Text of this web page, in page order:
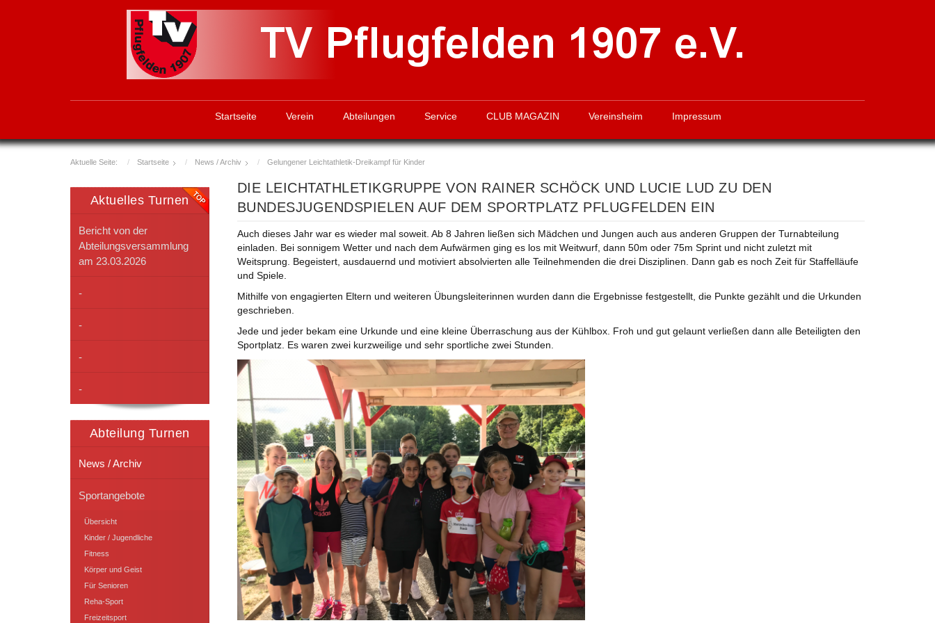
Startseite Verein Abteilungen Service CLUB MAGAZIN Vereinsheim Impressum
Aktuelle Seite: Startseite News / Archiv Gelungener Leichtathletik-Dreikampf für Kinder
Aktuelles Turnen
Bericht von der
Abteilungsversammlung
am 23.03.2026
-
-
-
-
Abteilung Turnen
News / Archiv
Sportangebote
Übersicht
Kinder / Jugendliche
Fitness
Körper und Geist
Für Senioren
Reha-Sport
Freizeitsport
DIE LEICHTATHLETIKGRUPPE VON RAINER SCHÖCK UND LUCIE LUD ZU DEN
BUNDESJUGENDSPIELEN AUF DEM SPORTPLATZ PFLUGFELDEN EIN
Auch dieses Jahr war es wieder mal soweit. Ab 8 Jahren ließen sich Mädchen und Jungen auch aus anderen Gruppen der Turnabteilung
einladen. Bei sonnigem Wetter und nach dem Aufwärmen ging es los mit Weitwurf, dann 50m oder 75m Sprint und nicht zuletzt mit
Weitsprung. Begeistert, ausdauernd und motiviert absolvierten alle Teilnehmenden die drei Disziplinen. Dann gab es noch Zeit für Staffelläufe
und Spiele.
Mithilfe von engagierten Eltern und weiteren Übungsleiterinnen wurden dann die Ergebnisse festgestellt, die Punkte gezählt und die Urkunden
geschrieben.
Jede und jeder bekam eine Urkunde und eine kleine Überraschung aus der Kühlbox. Froh und gut gelaunt verließen dann alle Beteiligten den
Sportplatz. Es waren zwei kurzweilige und sehr sportliche zwei Stunden.